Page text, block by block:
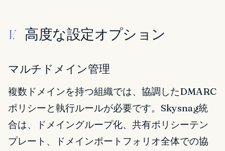
V. 高度な設定オプション
マルチドメイン管理
複数ドメインを持つ組織では、協調したDMARC
ポリシーと執行ルールが必要です。Skysnag統
合は、ドメイングループ化、共有ポリシーテン
プレート、ドメインポートフォリオ全体での協